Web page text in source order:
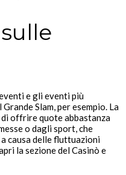
e gli eventi più
Slam, per esempio. La
offrire quote abbastanza
o dagli sport, che
causa delle fluttuazioni
la sezione del Casinò e